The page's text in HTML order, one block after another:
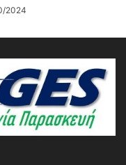
2024